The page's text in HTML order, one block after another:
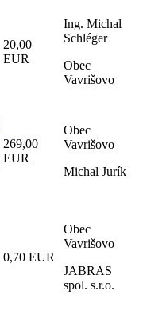
20,00
EUR
Ing. Michal
Schléger
Obec
Vavrišovo
269,00
EUR
Obec
Vavrišovo
Michal Jurík
0,70 EUR
Obec
Vavrišovo
JABRAS
spol. s.r.o.